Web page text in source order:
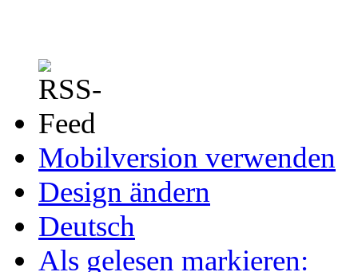
Mobilversion verwenden
Design ändern
Deutsch
Als gelesen markieren: